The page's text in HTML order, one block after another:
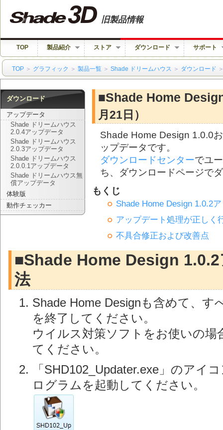
旧製品情報
TOP 製品紹介 ストア ダウンロード サポート
TOP ＞ グラフィック ＞ 製品一覧 ＞ Shade ドリームハウス ＞ ダウンロード
ダウンロード
アップデータ
Shade ドリームハウス
2.0.4アップデータ
Shade ドリームハウス
2.0.3アップデータ
Shade ドリームハウス
2.0.0.1アップデータ
Shade ドリームハウス無
償アップデータ
体験版
動作チェッカー
■Shade Home
月21日）
Shade Home Design 1.0.0
ップデータです。
ダウンロードセンターでユ
ち、ダウンロードページで
もくじ
Shade Home Design 1.0.2
アップデート処理が正し
不具合修正および改善点
■Shade Home Design
法
Shade Home Designも含めて、
を終了してください。
ウイルス対策ソフトをお使いの場
てください。
「SHD102_Updater.exe」のアイ
ログラムを起動してください。